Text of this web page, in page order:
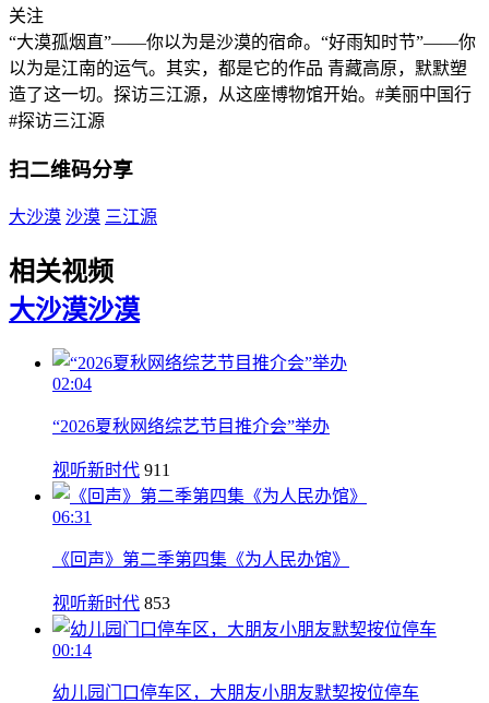
关注
“大漠孤烟直”——你以为是沙漠的宿命。“好雨知时节”——你
以为是江南的运气。其实，都是它的作品 青藏高原，默默塑
造了这一切。探访三江源，从这座博物馆开始。#美丽中国行
#探访三江源
扫二维码分享
大沙漠 沙漠 三江源
相关视频
大沙漠沙漠
02:04
“2026夏秋网络综艺节目推介会”举办
视听新时代 911
06:31
《回声》第二季第四集《为人民办馆》
视听新时代 853
00:14
幼儿园门口停车区，大朋友小朋友默契按位停车